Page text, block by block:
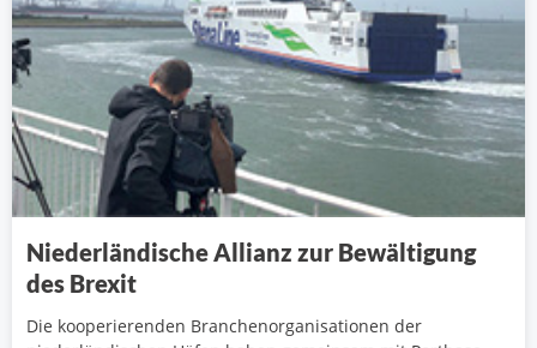
Niederländische Allianz zur Bewältigung
des Brexit
Die kooperierenden Branchenorganisationen der